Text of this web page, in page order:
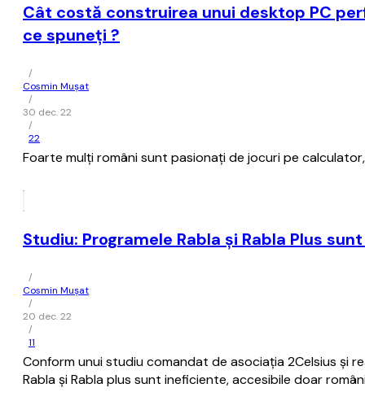
Cât costă construirea unui desktop PC
ce spuneţi ?
/
Cosmin Mușat
/
30 dec. 22
/
22
Foarte mulţi români sunt pasionaţi de jocuri pe
Studiu: Programele Rabla şi Rabla Plus
/
Cosmin Mușat
/
20 dec. 22
/
11
Conform unui studiu comandat de asociaţia 2Celsius şi
Rabla şi Rabla plus sunt ineficiente, accesibile doar